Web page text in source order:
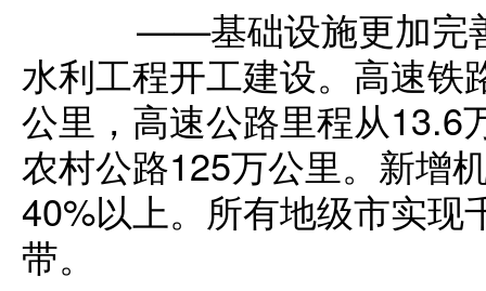
——基础设施更加完善
水利工程开工建设。高速铁
公里，高速公路里程从13.6
农村公路125万公里。新增
40%以上。所有地级市实现
带。